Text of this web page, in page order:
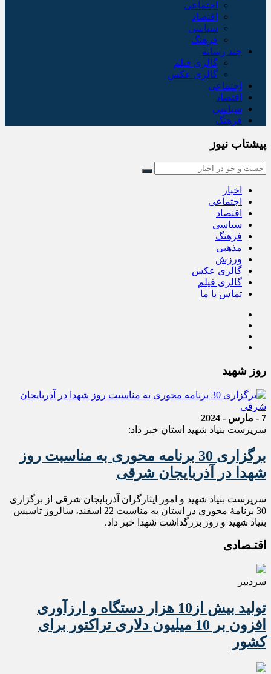
اجتماعی
اقتصاد
سیاسی
فرهنگ
چند رسانه
گالری فیلم
گالری عکس
اجتماعی
اقتصاد
سیاسی
فرهنگ
پیشتاب نیوز
اخبار
اجتماعی
اقتصاد
سیاسی
فرهنگ
مذهبی
ورزش
گالری عکس
گالری فیلم
تماس با ما
روز شهید
7 - مارس - 2024
سرپرست بنیاد شهید استان خبر داد:
برگزاری 30 برنامه محوری به مناسبت روز
شهدا در آذربایجان شرقی
سرپرست بنیاد شهید و امور ایثارگران آذربایجان شرقی از برگزاری
30 برنامۀ محوری در استان به مناسبت 22 اسفند، سالروز تاسیس
بنیاد شهید و روز بزرگداشت شهدا خبر داد.
اقتـصادی
سردبیر
تولید بیش از10 هزار دستگاه و ارزآوری
افزون بر 10 میلیون دلاری تراکتور برای
کشور